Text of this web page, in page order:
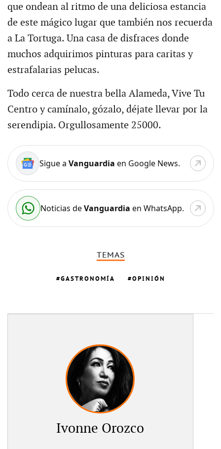
que ondean al ritmo de una deliciosa estancia
de este mágico lugar que también nos recuerda
a La Tortuga. Una casa de disfraces donde
muchos adquirimos pinturas para caritas y
estrafalarias pelucas.
Todo cerca de nuestra bella Alameda, Vive Tu
Centro y camínalo, gózalo, déjate llevar por la
serendipia. Orgullosamente 25000.
Sigue a Vanguardia en Google News.
Noticias deVanguardia en WhatsApp.
TEMAS
GASTRONOMÍA OPINIÓN
Ivonne Orozco